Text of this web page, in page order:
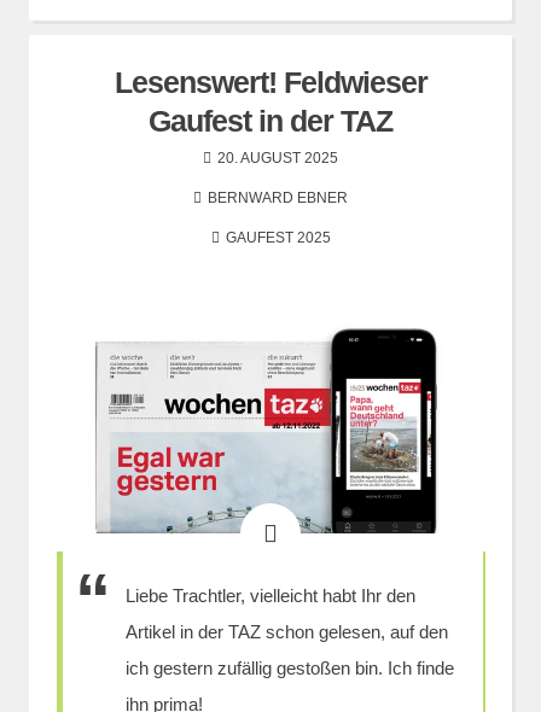
Lesenswert! Feldwieser
Gaufest in der TAZ
20. AUGUST 2025
BERNWARD EBNER
GAUFEST 2025
Liebe Trachtler, vielleicht habt Ihr den
Artikel in der TAZ schon gelesen, auf den
ich gestern zufällig gestoßen bin. Ich finde
ihn prima!